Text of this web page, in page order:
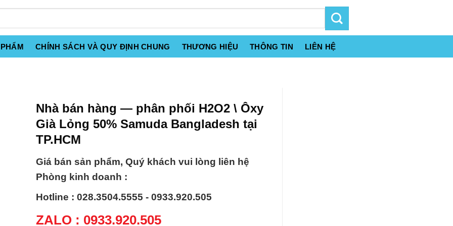
CHÍNH SÁCH VÀ QUY ĐỊNH CHUNG THƯƠNG HIỆU THÔNG TIN LIÊN HỆ
Nhà bán hàng — phân phối H2O2 \ Ôxy
Già Lỏng 50% Samuda Bangladesh tại
TP.HCM
Giá bán sản phẩm, Quý khách vui lòng liên hệ
Phòng kinh doanh :
Hotline : 028.3504.5555 - 0933.920.505
ZALO : 0933.920.505